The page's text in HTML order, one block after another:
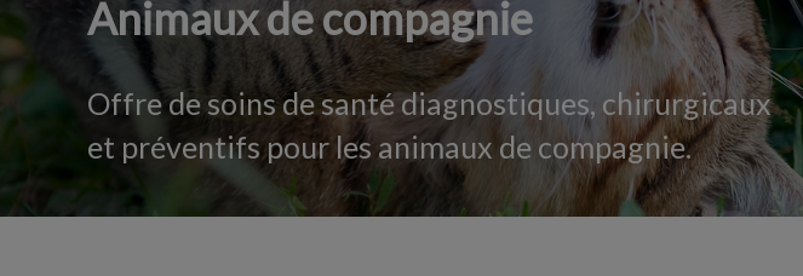
Animaux de compagnie
Offre de soins de santé diagnostiques, chirurgicaux
et préventifs pour les animaux de compagnie.